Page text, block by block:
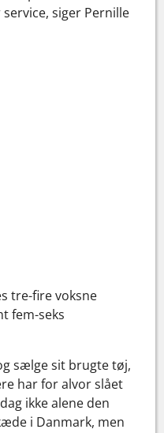
siger Pernille
tre-fire voksne
fem-seks
sælge sit brugte tøj,
har for alvor slået
ikke alene den
i Danmark, men